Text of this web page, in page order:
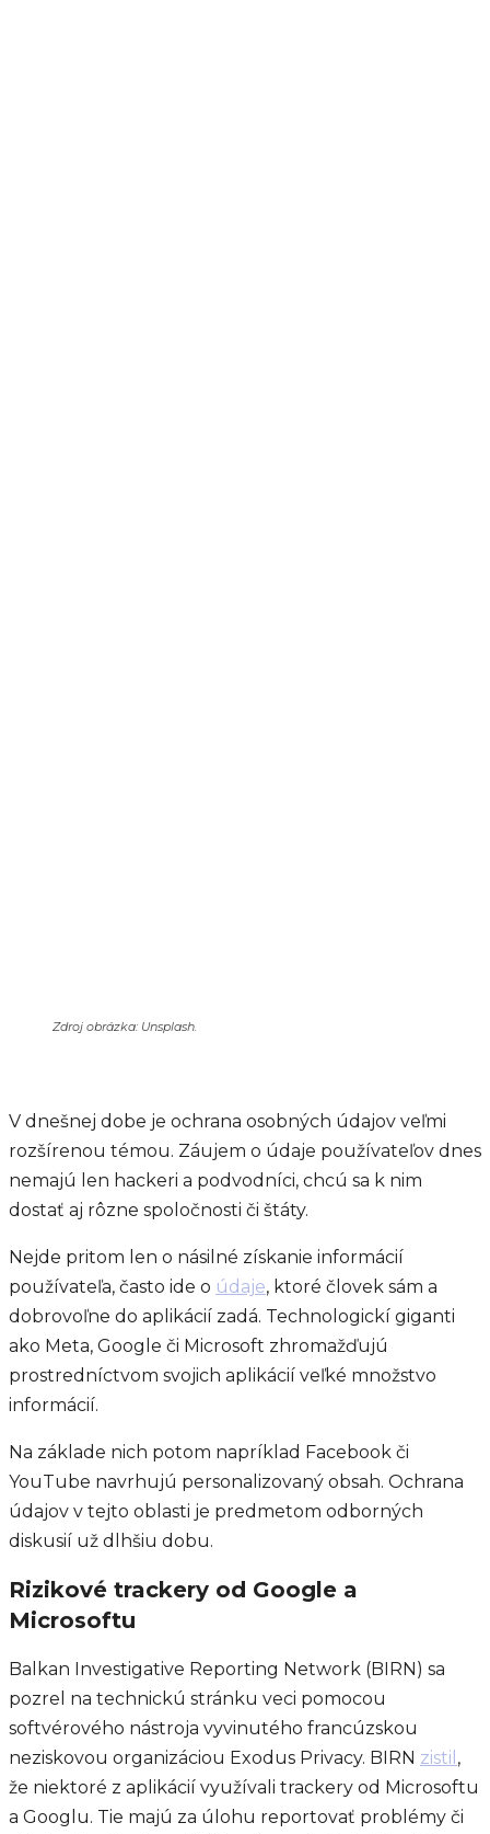
Zdroj obrázka: Unsplash.
V dnešnej dobe je ochrana osobných údajov veľmi
rozšírenou témou. Záujem o údaje používateľov dnes
nemajú len hackeri a podvodníci, chcú sa k nim
dostať aj rôzne spoločnosti či štáty.
Nejde pritom len o násilné získanie informácií
používateľa, často ide o údaje, ktoré človek sám a
dobrovoľne do aplikácií zadá. Technologickí giganti
ako Meta, Google či Microsoft zhromažďujú
prostredníctvom svojich aplikácií veľké množstvo
informácií.
Na základe nich potom napríklad Facebook či
YouTube navrhujú personalizovaný obsah. Ochrana
údajov v tejto oblasti je predmetom odborných
diskusií už dlhšiu dobu.
Rizikové trackery od Google a
Microsoftu
Balkan Investigative Reporting Network (BIRN) sa
pozrel na technickú stránku veci pomocou
softvérového nástroja vyvinutého francúzskou
neziskovou organizáciou Exodus Privacy. BIRN zistil ,
že niektoré z aplikácií využívali trackery od Microsoftu
a Googlu. Tie majú za úlohu reportovať problémy či